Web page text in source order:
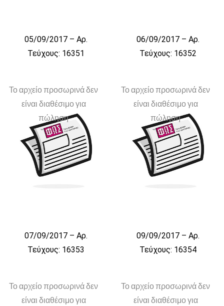
05/09/2017 – Αρ.
Τεύχους: 16351
06/09/2017 – Αρ.
Τεύχους: 16352
Το αρχείο προσωρινά δεν
είναι διαθέσιμο για
πώληση
07/09/2017 – Αρ.
Τεύχους: 16353
Το αρχείο προσωρινά δεν
είναι διαθέσιμο για
πώληση
09/09/2017 – Αρ.
Τεύχους: 16354
Το αρχείο προσωρινά δεν
είναι διαθέσιμο για
Το αρχείο προσωρινά δεν
είναι διαθέσιμο για